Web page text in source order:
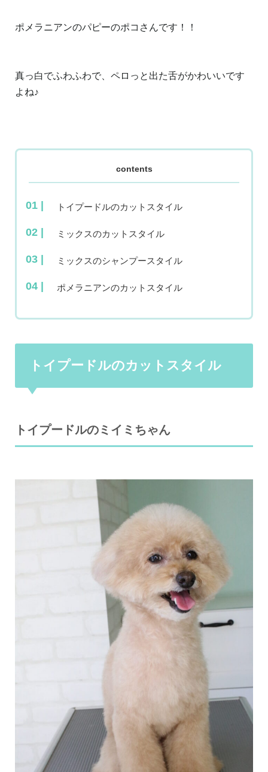
ポメラニアンのパピーのポコさんです！！
真っ白でふわふわで、ペロっと出た舌がかわいいです
よね♪
contents
トイプードルのカットスタイル
ミックスのカットスタイル
ミックスのシャンプースタイル
ポメラニアンのカットスタイル
トイプードルのカットスタイル
トイプードルのミイミちゃん